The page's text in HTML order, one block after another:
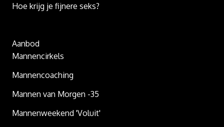
Hoe krijg je fijnere seks?
Aanbod
Mannencirkels
Mannencoaching
Mannen van Morgen -35
Mannenweekend 'Voluit'